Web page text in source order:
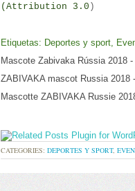
(Attribution 3.0 )
Etiquetas: Deportes y sport,
Mascote Zabivaka Rússia 2018 -
ZABIVAKA mascot Russia 2018
Mascotte ZABIVAKA Russie
CATEGORIES: DEPORTES Y SPORT,